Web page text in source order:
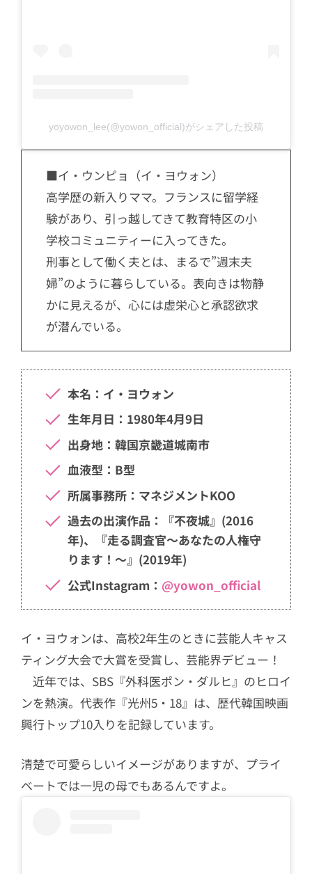
yoyowon_lee(@yowon_official)がシェアした投稿
■イ・ウンピョ（イ・ヨウォン）
高学歴の新入りママ。フランスに留学経
験があり、引っ越してきて教育特区の小
学校コミュニティーに入ってきた。
刑事として働く夫とは、まるで”週末夫
婦”のように暮らしている。表向きは物静
かに見えるが、心には虚栄心と承認欲求
が潜んでいる。
本名：イ・ヨウォン
生年月日：1980年4月9日
出身地：韓国京畿道城南市
血液型：B型
所属事務所：マネジメントKOO
過去の出演作品：『不夜城』(2016
年)、『走る調査官～あなたの人権守
ります！～』(2019年)
公式Instagram： @yowon_official
イ・ヨウォンは、高校2年生のときに芸能人キャス
ティング大会で大賞を受賞し、芸能界デビュー！
近年では、SBS『外科医ポン・ダルヒ』のヒロイ
ンを熱演。代表作『光州5・18』は、歴代韓国映画
興行トップ10入りを記録しています。
清楚で可愛らしいイメージがありますが、プライ
ベートでは一児の母でもあるんですよ。